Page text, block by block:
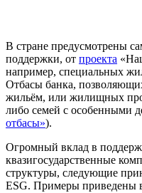
В стране предусмотрены
поддержки, от проекта
например, специальных
Отбасы банка,
жильём, или жилищных
либо семей с особенными
отбасы»).
Огромный вклад в
квазигосударственные
структуры, следующие
ESG. Примеры приведены